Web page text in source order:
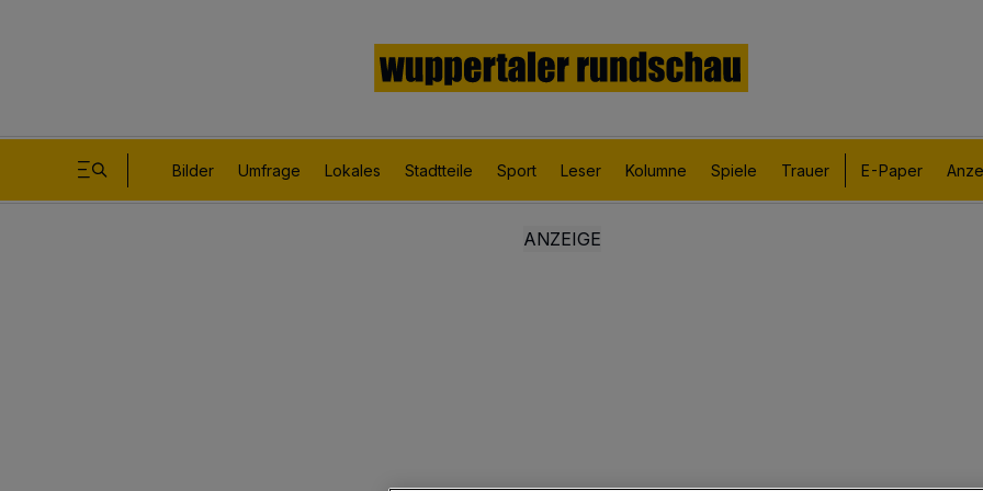
Bilder Umfrage Lokales Stadtteile Sport Leser Kolumne Spiele Trauer E-Paper